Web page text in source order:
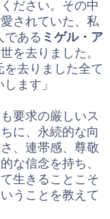
ださい。その中
されていた、私
である ミゲル・ア
を去りました。
を去りました全て
ます」
要求の厳しいス
に、永続的な向
、連帯感、尊敬
な信念を持ち、
生きることこそ
うことを教えて